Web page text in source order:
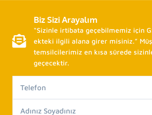
Biz Sizi Arayalım
“Sizinle irtibata geçebilmemiz için
ekteki ilgili alana girer misiniz.”
temsilcilerimiz en kısa sürede
geçecektir.